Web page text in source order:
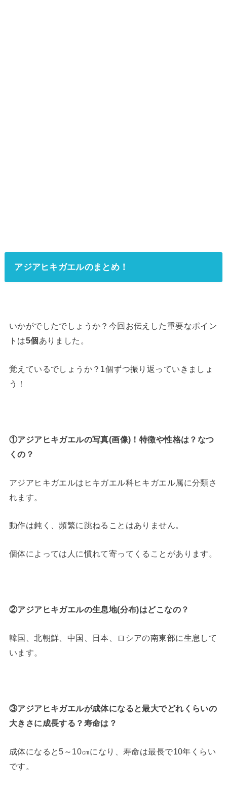
アジアヒキガエルのまとめ！
いかがでしたでしょうか？今回お伝えした重要なポイン
トは5個 ありました。
覚えているでしょうか？1個ずつ振り返っていきましょ
う！
①アジアヒキガエルの写真(画像)！特徴や性格は？なつ
くの？
アジアヒキガエルはヒキガエル科ヒキガエル属に分類さ
れます。
動作は鈍く、頻繁に跳ねることはありません。
個体によっては人に慣れて寄ってくることがあります。
②アジアヒキガエルの生息地(分布)はどこなの？
韓国、北朝鮮、中国、日本、ロシアの南東部に生息して
います。
③アジアヒキガエルが成体になると最大でどれくらいの
大きさに成長する？寿命は？
成体になると5～10㎝になり、寿命は最長で10年くらい
です。